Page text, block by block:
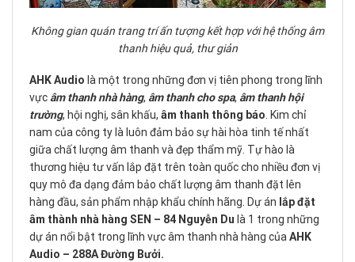
Không gian quán trang trí ấn tượng kết hợp với hệ thống âm
thanh hiệu quả, thư giản
AHK Audio là một trong những đơn vị tiên phong trong lĩnh
vực âm thanh nhà hàng, âm thanh cho spa, âm thanh hội
trường, hội nghị, sân khấu, âm thanh thông báo . Kim chỉ
nam của công ty là luôn đảm bảo sự hài hòa tinh tế nhất
giữa chất lượng âm thanh và đẹp thẩm mỹ. Tự hào là
thương hiệu tư vấn lắp đặt trên toàn quốc cho nhiều đơn vị
quy mô đa dạng đảm bảo chất lượng âm thanh đặt lên
hàng đầu, sản phẩm nhập khẩu chính hãng. Dự án lắp đặt
âm thành nhà hàng SEN – 84 Nguyễn Du là 1 trong những
dự án nổi bật trong lĩnh vực âm thanh nhà hàng của AHK
Audio – 288A Đường Bưởi.